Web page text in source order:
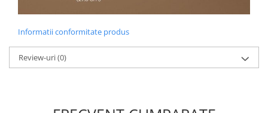
Scaune birou
Camera copilului
Informatii conformitate produs
Review-uri(0)